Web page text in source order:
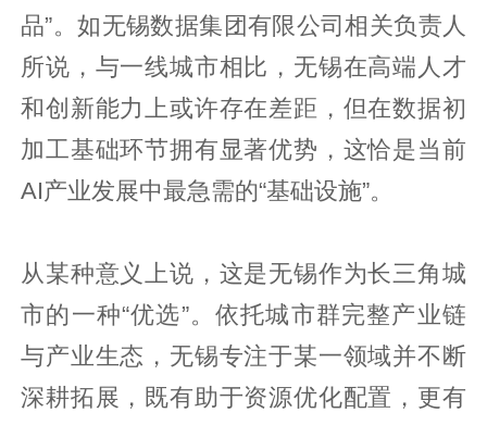
品”。如无锡数据集团有限公司相关负责人
所说，与一线城市相比，无锡在高端人才
和创新能力上或许存在差距，但在数据初
加工基础环节拥有显著优势，这恰是当前
AI产业发展中最急需的“基础设施”。
从某种意义上说，这是无锡作为长三角城
市的一种“优选”。依托城市群完整产业链
与产业生态，无锡专注于某一领域并不断
深耕拓展，既有助于资源优化配置，更有